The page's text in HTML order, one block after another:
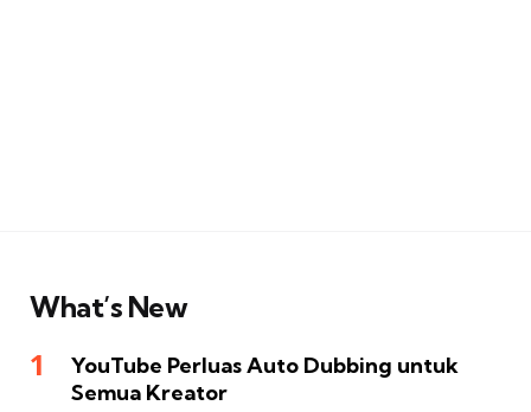
What’s New
YouTube Perluas Auto Dubbing untuk
Semua Kreator